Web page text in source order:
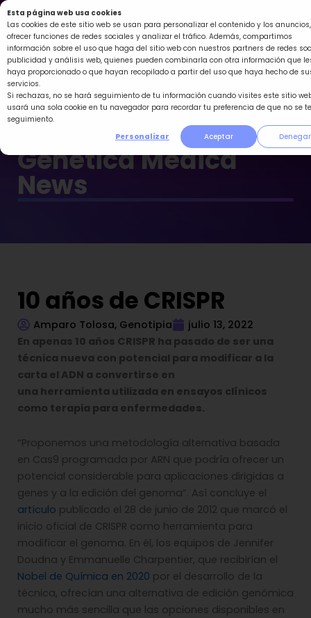
Esta página web usa cookies
Las cookies de este sitio web se usan para personalizar el contenido y los anuncios,
ofrecer funciones de redes sociales y analizar el tráfico. Además, compartimos
información sobre el uso que haga del sitio web con nuestros partners de redes
publicidad y análisis web, quienes pueden combinarla con otra información que
haya proporcionado o que hayan recopilado a partir del uso que haya hecho de
servicios.
Si rechazas, no se hará seguimiento de tu información cuando visites este sitio
usará una sola cookie en tu navegador para recordar tu preferencia de que no se
seguimiento.
Personalizar
Aceptar Denegar
Ir
al
contenido
Genética Médica
News
10 años de CRISPR
Amparo Tolosa, Genotipia
julio 13, 2022
En apenas 10 años CRISPR ha pasado de ser una
técnica nueva con potencial para modificar a la
carta el ADN a convertirse en
una herramienta utilizada en ensayos clínicos
como terapia para enfermedades.
“Proponemos una metodología alternativa basada
en Cas9 programada por ARN que podría ofrecer un
potencial considerable para aplicaciones dirigidas a
genes y a la edición del genoma”. Así concluye el
artículo publicado el 28 de junio de 2012 que marcó el
inicio oficial de CRISPR como herramienta para
modificar el genoma. En él, los equipos de Jennifer
Doudna y Emmanuelle Charpentier, que recibirían el
Nobel de Química en 2020 por el desarrollo de la
técnica, ofrecían una alternativa de edición genómica
mucho más sencilla que las opciones disponibles en